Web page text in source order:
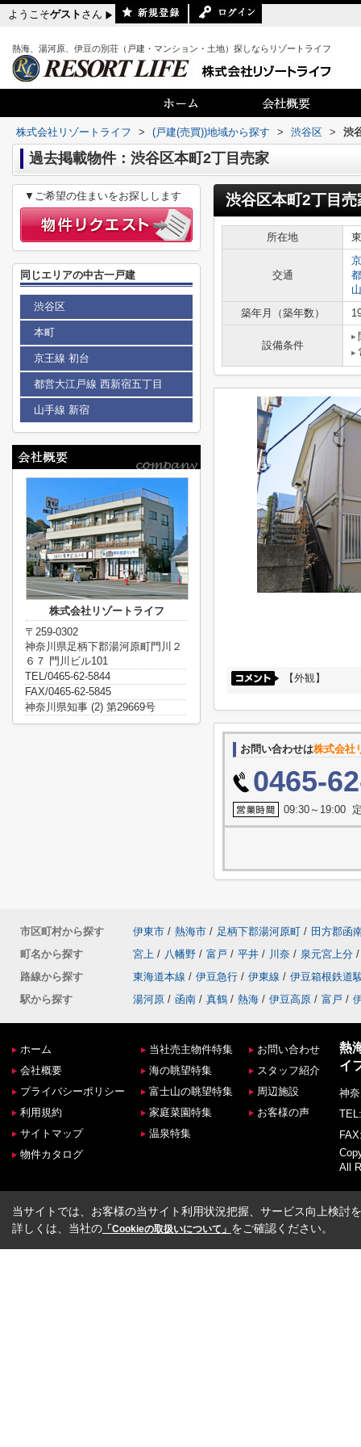
ようこそゲスト さん
熱海、湯河原、伊豆の別荘（戸建・マンション・土地）探しならリゾートライフ
株式会社リゾートライフ > (戸建(売買))地域から探す > 渋谷区 > 渋
過去掲載物件：渋谷区本町2丁目売家
渋谷区本町2丁目売
所在地
交通
築年月（築年数）
設備条件
【外観】
お問い合わせは株式会社
0465-
09:30～19:00
▼ご希望の住まいをお探しします
同じエリアの中古一戸建
渋谷区
本町
京王線 初台
都営大江戸線 西新宿五丁目
山手線 新宿
株式会社リゾートライフ
〒259-0302
神奈川県足柄下郡湯河原町門川２
６７ 門川ビル101
TEL/0465-62-5844
FAX/0465-62-5845
神奈川県知事 (2) 第29669号
市区町村から探す 伊東市 / 熱海市 / 足柄下郡湯河原町 / 田方郡函
町名から探す
宮上 / 八幡野 / 富戸 / 平井 / 川奈 / 泉元宮上分 /
路線から探す
東海道本線 / 伊豆急行 / 伊東線 / 伊豆箱根鉄道
駅から探す
湯河原 / 函南 / 真鶴 / 熱海 / 伊豆高原 / 富戸 /
ホーム
会社概要
プライバシーポリシー
利用規約
サイトマップ
物件カタログ
当社売主物件特集
海の眺望特集
富士山の眺望特集
家庭菜園特集
温泉特集
お問い合わせ
スタッフ紹介
周辺施設
お客様の声
熱
イ
神
All
当サイトでは、お客様の当サイト利用状況把握、サービス向上検討
詳しくは、当社の 「Cookieの取扱いについて」 をご確認ください。